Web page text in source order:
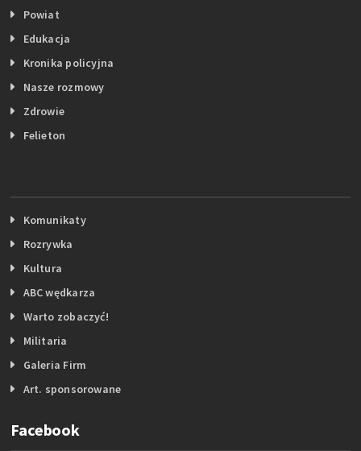
Powiat
Edukacja
Kronika policyjna
Nasze rozmowy
Zdrowie
Felieton
Komunikaty
Rozrywka
Kultura
ABC wędkarza
Warto zobaczyć!
Militaria
Galeria Firm
Art. sponsorowane
Facebook